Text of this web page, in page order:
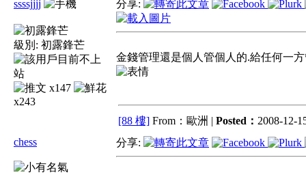
ssssjjjj
級別: 初露鋒芒
x147
x243
分享:
金錢管理還是個人管個人的.給任何一
[88 樓] From：歐洲 | Posted： 2008-12-
chess
分享: